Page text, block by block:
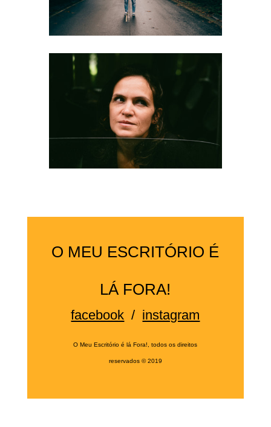
O MEU ESCRITÓRIO É
LÁ FORA!
facebook / instagram
O Meu Escritório é lá Fora!, todos os direitos
reservados ©2019